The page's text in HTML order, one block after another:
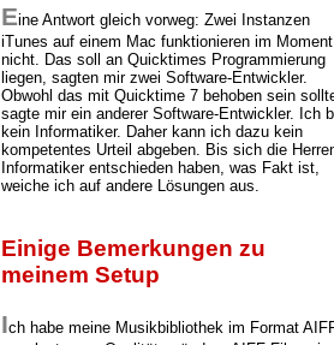
Eine Antwort gleich vorweg: Zwei Instanzen
iTunes auf einem Mac funktionieren im Moment
nicht. Das soll an Quicktimes Programmierung
liegen, sagten mir zwei Software-Entwickler.
Obwohl das mit Quicktime 7 behoben sein
sagte mir ein anderer Software-Entwickler. Ich
kein Informatiker. Daher kann ich dazu kein
kompetentes Urteil abgeben. Bis sich die
Informatiker entschieden haben, was Fakt ist,
weiche ich auf andere Lösungen aus.
Einige Bemerkungen zu
meinem Setup
Ich habe meine Musikbibliothek im Format